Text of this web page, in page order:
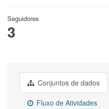
Seguidores
3
Conjuntos de dados
Fluxo de Atividades